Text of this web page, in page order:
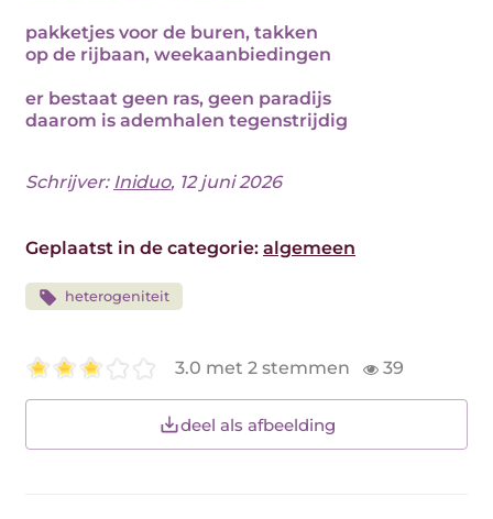
pakketjes voor de buren, takken
op de rijbaan, weekaanbiedingen
er bestaat geen ras, geen paradijs
daarom is ademhalen tegenstrijdig
Schrijver: Iniduo, 12 juni 2026
Geplaatst in de categorie: algemeen
heterogeniteit
3.0 met 2 stemmen 39
deel als afbeelding